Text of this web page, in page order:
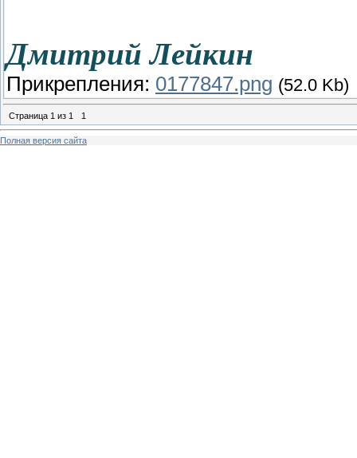
Дмитрий Лейкин
Прикрепления: 0177847.png (52.0 Kb)
Страница 1 из 1 1
Полная версия сайта